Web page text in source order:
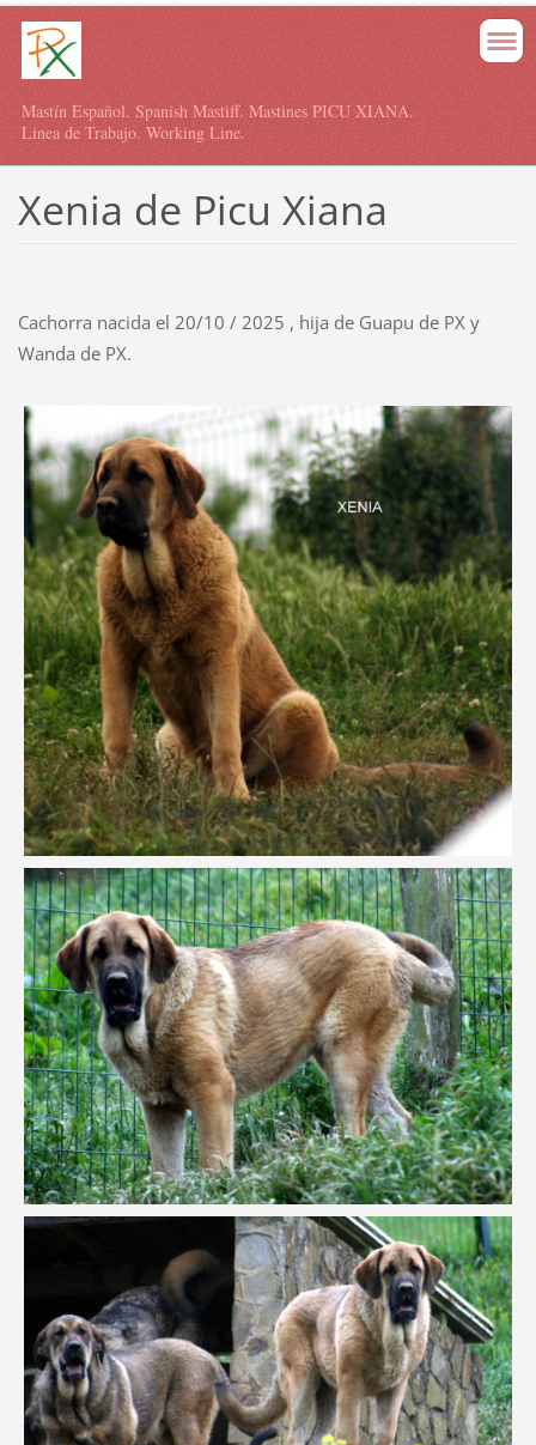
Mastín Español. Spanish Mastiff. Mastines PICU XIANA.
Linea de Trabajo. Working Line.
Xenia de Picu Xiana
Cachorra nacida el 20/10 / 2025 , hija de Guapu de PX y
Wanda de PX.